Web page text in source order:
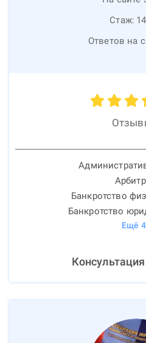
Стаж: 14
Ответов на
Банкротство
Банкротство
Ещё